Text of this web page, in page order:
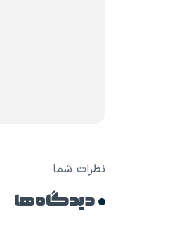
نظرات شما
دیدگاه ها